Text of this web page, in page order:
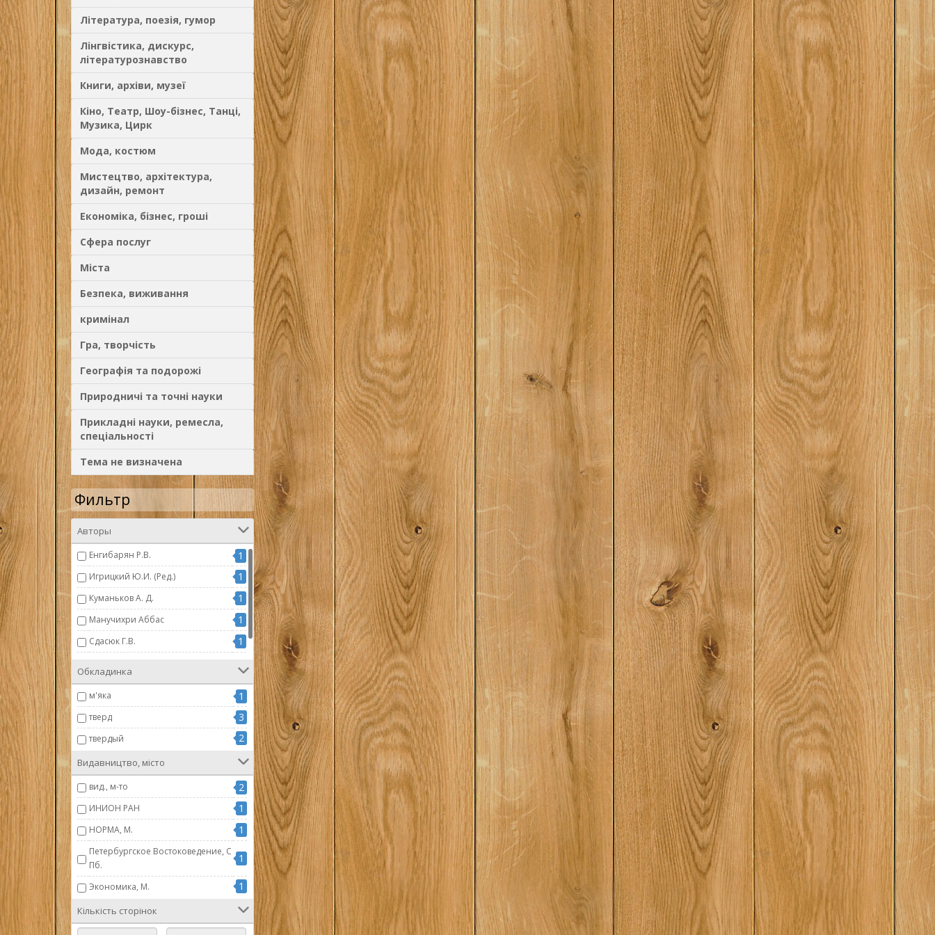
Література, поезія, гумор
Лінгвістика, дискурс,
літературознавство
Книги, архіви, музеї
Кіно, Театр, Шоу-бізнес, Танці,
Музика, Цирк
Мода, костюм
Мистецтво, архітектура,
дизайн, ремонт
Економіка, бізнес, гроші
Сфера послуг
Міста
Безпека, виживання
кримінал
Гра, творчість
Географія та подорожі
Природничі та точні науки
Прикладні науки, ремесла,
спеціальності
Тема не визначена
Фильтр
Авторы
Енгибарян Р.В. 1
Игрицкий Ю.И. (Ред.) 1
Куманьков А. Д. 1
Манучихри Аббас 1
Сдасюк Г.В. 1
Обкладинка
м'яка 1
тверд 3
твердый 2
Видавництво, місто
вид., м-то 2
ИНИОН РАН 1
НОРМА, М. 1
Петербургское Востоковедение, С
Пб.
1
Экономика, М. 1
Кількість сторінок